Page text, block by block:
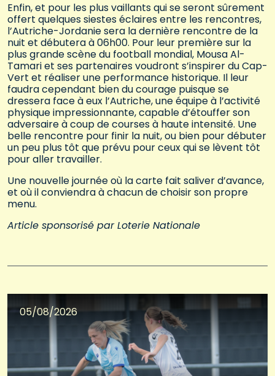
Enfin, et pour les plus vaillants qui se seront sûrement
offert quelques siestes éclaires entre les rencontres,
l’Autriche-Jordanie sera la dernière rencontre de la
nuit et débutera à 06h00. Pour leur première sur la
plus grande scène du football mondial, Mousa Al-
Tamari et ses partenaires voudront s’inspirer du Cap-
Vert et réaliser une performance historique. Il leur
faudra cependant bien du courage puisque se
dressera face à eux l’Autriche, une équipe à l’activité
physique impressionnante, capable d’étouffer son
adversaire à coup de courses à haute intensité. Une
belle rencontre pour finir la nuit, ou bien pour débuter
un peu plus tôt que prévu pour ceux qui se lèvent tôt
pour aller travailler.
Une nouvelle journée où la carte fait saliver d’avance,
et où il conviendra à chacun de choisir son propre
menu.
Article sponsorisé par Loterie Nationale
05/08/2026